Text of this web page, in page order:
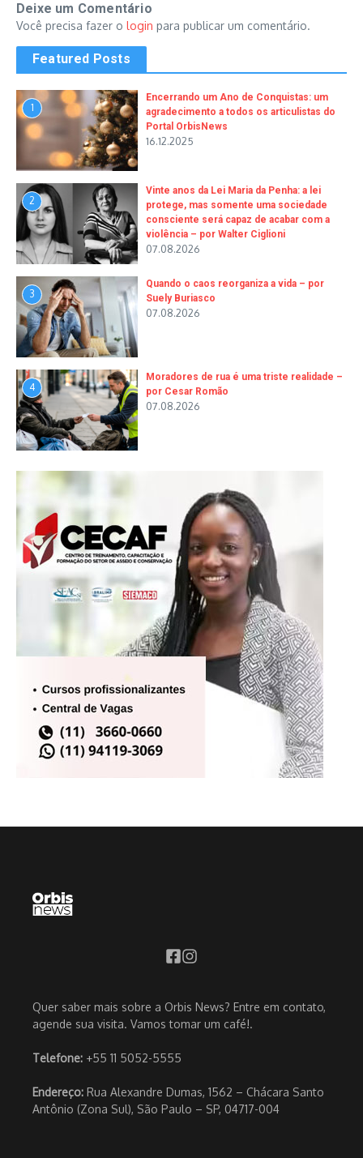
Deixe um Comentário
Você precisa fazer o login para publicar um comentário.
Featured Posts
1
Encerrando um Ano de Conquistas: um
agradecimento a todos os articulistas do
Portal OrbisNews
16.12.2025
2
Vinte anos da Lei Maria da Penha: a lei
protege, mas somente uma sociedade
consciente será capaz de acabar com a
violência – por Walter Ciglioni
07.08.2026
3
Quando o caos reorganiza a vida – por
Suely Buriasco
07.08.2026
4
Moradores de rua é uma triste realidade –
por Cesar Romão
07.08.2026
Quer saber mais sobre a Orbis News? Entre em contato,
agende sua visita. Vamos tomar um café!.
Telefone: +55 11 5052-5555
Endereço: Rua Alexandre Dumas, 1562 – Chácara Santo
Antônio (Zona Sul), São Paulo – SP, 04717-004